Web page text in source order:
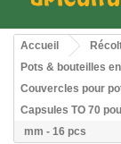
Accueil
Pots & bouteilles
Couvercles pour
Capsules TO 70
mm - 16 pcs